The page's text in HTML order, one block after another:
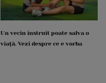
Un vecin instruit poate salva o
viață. Vezi despre ce e vorba